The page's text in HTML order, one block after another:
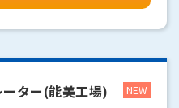
ター(能美工場)